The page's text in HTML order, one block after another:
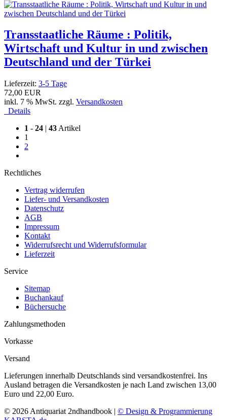
Transstaatliche Räume : Politik,
Wirtschaft und Kultur in und zwischen
Deutschland und der Türkei
Lieferzeit: 3-5 Tage
72,00 EUR
inkl. 7 % MwSt. zzgl. Versandkosten
Details
1 - 24 | 43 Artikel
1
2
Rechtliches
Vertrag widerrufen
Liefer- und Versandkosten
Datenschutz
AGB
Impressum
Kontakt
Widerrufsrecht und Widerrufsformular
Lieferzeit
Service
Sitemap
Buchankauf
Büchersuche
Zahlungsmethoden
Vorkasse
Versand
Lieferungen innerhalb Deutschlands sind versandkostenfrei. Ins
Ausland betragen die Versandkosten je nach Land zwischen 13,00
Euro und 22,00 Euro.
© 2026 Antiquariat 2ndhandbook | © Design & Programmierung